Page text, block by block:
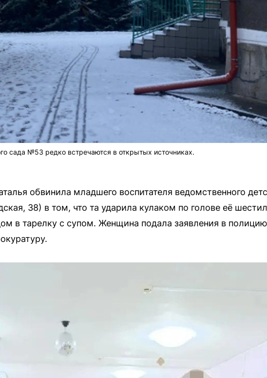
сада №53 редко встречаются в открытых источниках.
обвинила младшего воспитателя ведомственного
38) в том, что та ударила кулаком по голове её
в тарелку с супом. Женщина подала заявления в